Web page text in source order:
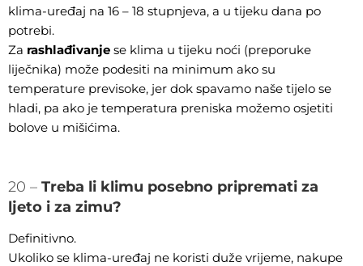
klima-uređaj na 16 – 18 stupnjeva, a u tijeku dana po
potrebi.
Za rashlađivanje se klima u tijeku noći (preporuke
liječnika) može podesiti na minimum ako su
temperature previsoke, jer dok spavamo naše tijelo se
hladi, pa ako je temperatura preniska možemo osjetiti
bolove u mišićima.
20 – Treba li klimu posebno pripremati za
ljeto i za zimu?
Definitivno.
Ukoliko se klima-uređaj ne koristi duže vrijeme, nakupe